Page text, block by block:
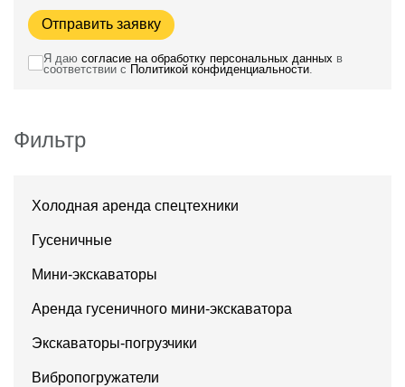
Фильтр
Холодная аренда спецтехники
Гусеничные
Мини-экскаваторы
Аренда гусеничного мини-экскаватора
Экскаваторы-погрузчики
Вибропогружатели
Отправить заявку
Я даю согласие на обработку персональных данных в
соответствии с Политикой конфиденциальности.